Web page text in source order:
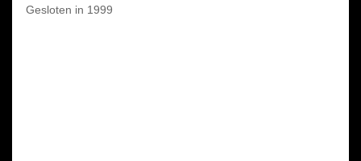
Gesloten in 1999